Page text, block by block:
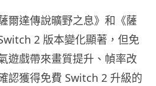
爾達傳說曠野之息》和《薩
2 版本變化顯著，但免
遊戲帶來畫質提升、幀率改
認獲得免費 Switch 2 升級的